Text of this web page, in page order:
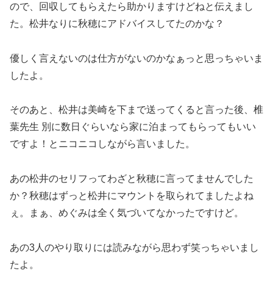
ので、回収してもらえたら助かりますけどねと伝えまし
た。松井なりに秋穂にアドバイスしてたのかな？
優しく言えないのは仕方がないのかなぁっと思っちゃいま
したよ。
そのあと、松井は美崎を下まで送ってくると言った後、椎
葉先生 別に数日ぐらいなら家に泊まってもらってもいい
ですよ！とニコニコしながら言いました。
あの松井のセリフってわざと秋穂に言ってませんでした
か？秋穂はずっと松井にマウントを取られてましたよね
ぇ。まぁ、めぐみは全く気づいてなかったですけど。
あの3人のやり取りには読みながら思わず笑っちゃいまし
たよ。